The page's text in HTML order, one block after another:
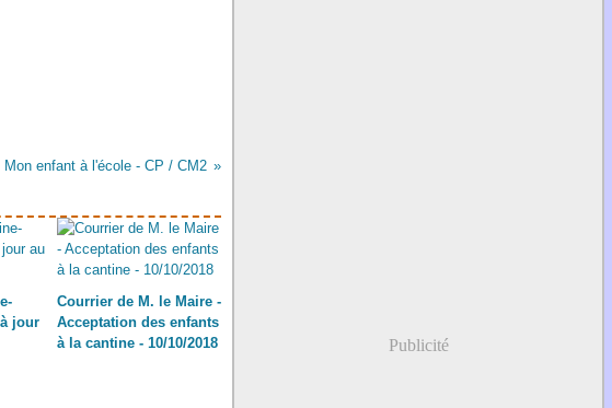
enfant à l'école - CP / CM2
jour
Courrier de M. le Maire -
Acceptation des enfants
à la cantine - 10/10/2018
Publicité